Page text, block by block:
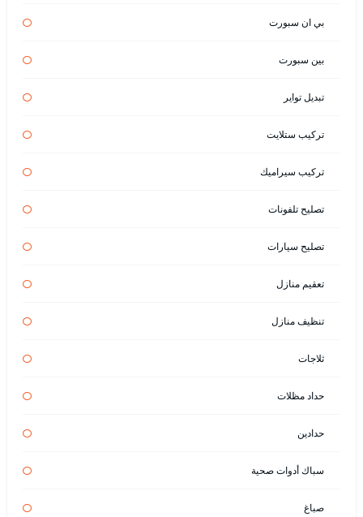
بي ان سبورت
بين سبورت
تبديل تواير
تركيب ستلايت
تركيب سيراميك
تصليح تلفونات
تصليح سيارات
تعقيم منازل
تنظيف منازل
ثلاجات
حداد مظلات
حدادين
سباك أدوات صحية
صباغ